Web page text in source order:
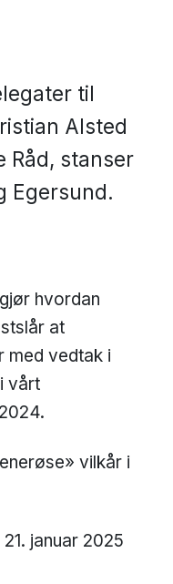
til
Alsted
Råd, stanser
Egersund.
hvordan
at
med vedtak i
vårt
vilkår i
januar 2025